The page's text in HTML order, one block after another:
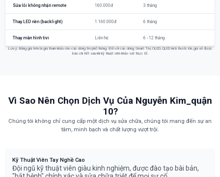
Sửa lỗi không nhận remote 160.000đ 3 tháng
Thay LED nền (backlight) 1.160.000đ 6 tháng
Thay màn hình tivi Liên hệ 6 - 12 tháng
Lưu ý: Bảng giá trên là giá tham khảo cho các dòng tivi phổ thông. Đối với các dòng Smart Tivi, OLED, QLED kích thước lớn, giá sẽ được
báo chi tiết sau khi kỹ thuật viên khảo sát thực tế.
Vì Sao Nên Chọn Dịch Vụ Của Nguyễn Kim_quận
10?
Chúng tôi không chỉ cung cấp một dịch vụ sửa chữa, chúng tôi mang đến sự an
tâm, minh bạch và chất lượng vượt trội.
Kỹ Thuật Viên Tay Nghề Cao
Đội ngũ kỹ thuật viên giàu kinh nghiệm, được đào tạo bài bản,